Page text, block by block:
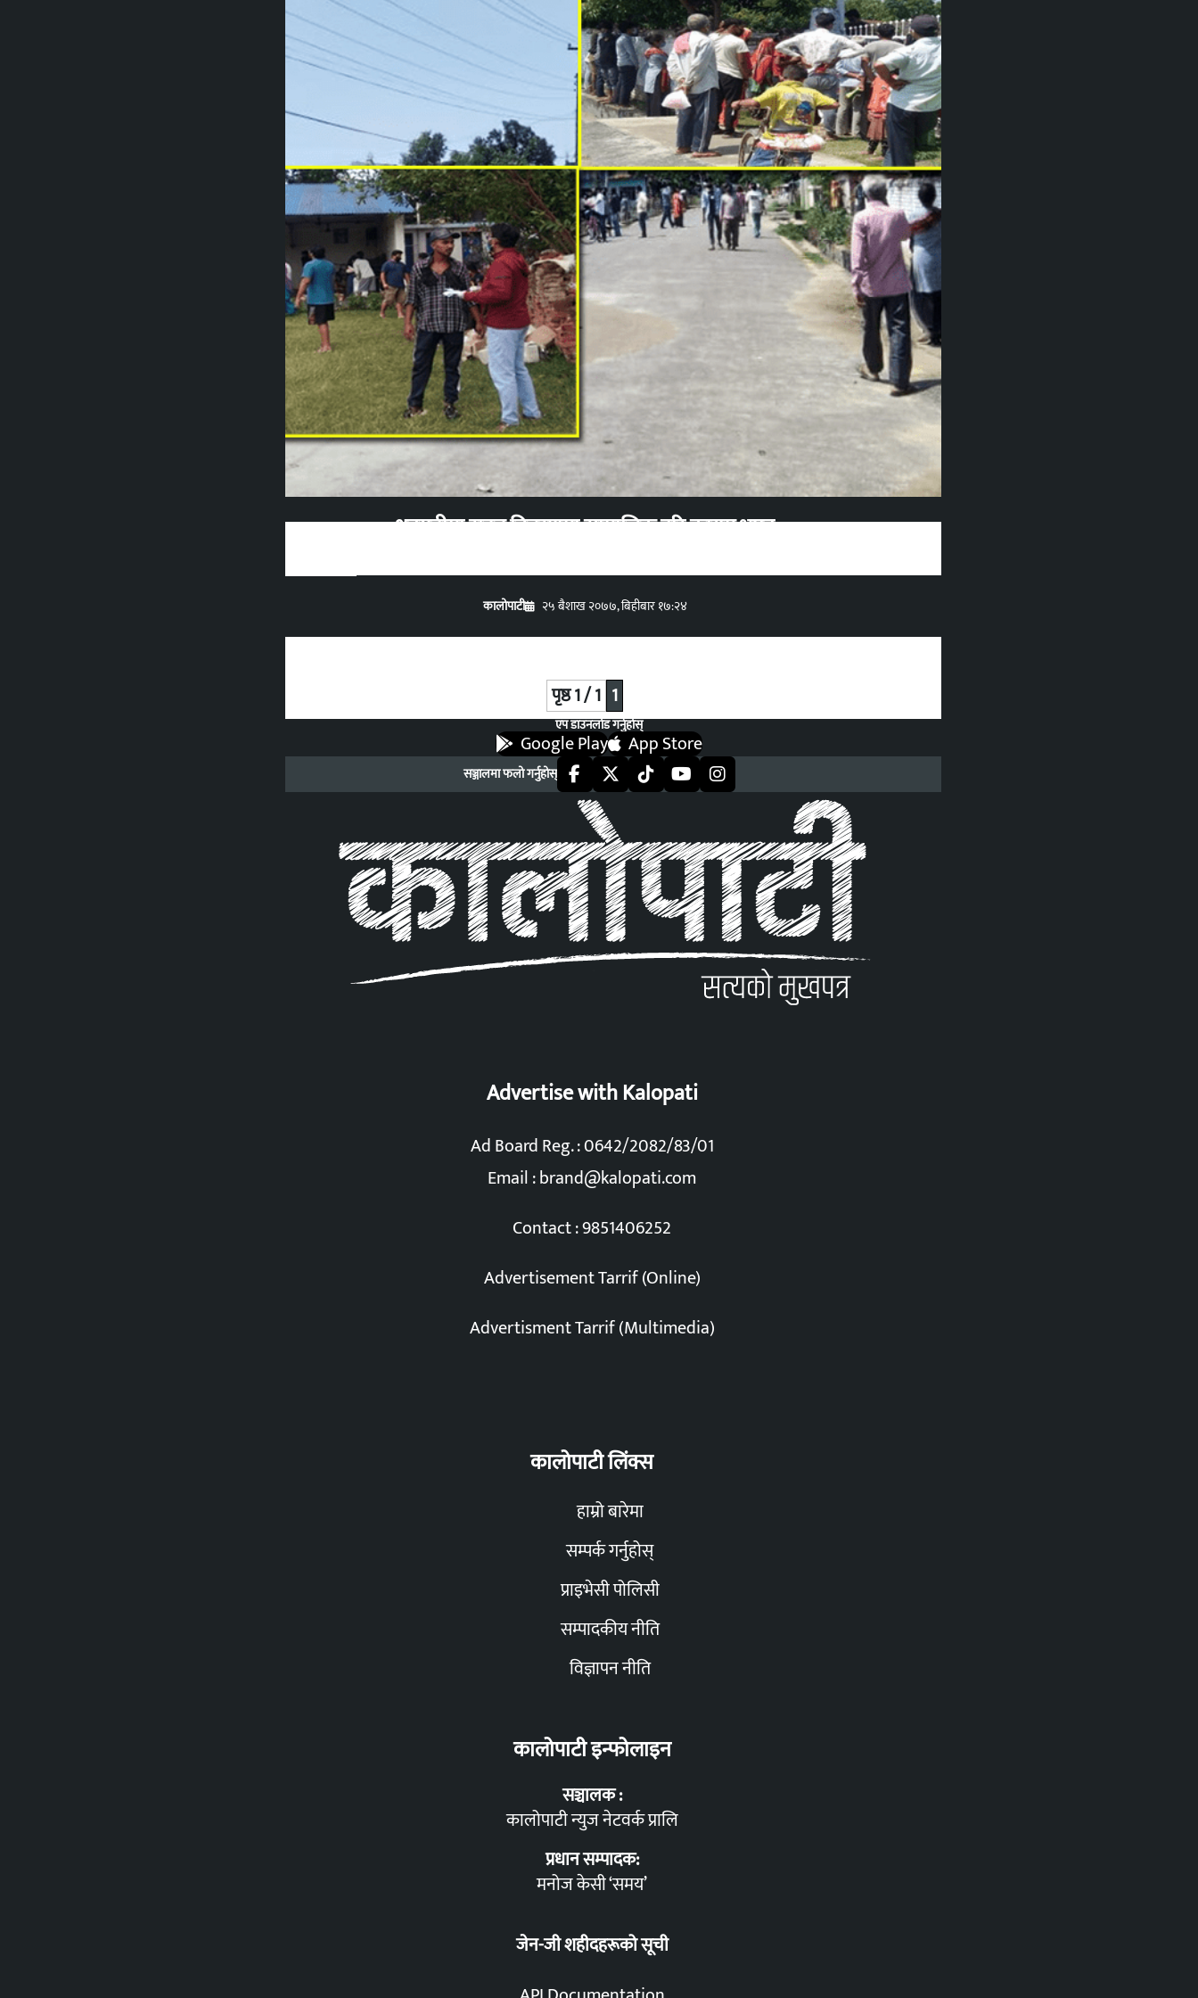
धनगढीमा राहत बितरणमा सामाजिक दुरि कायम भएन
कालोपाटी २५ बैशाख २०७७, बिहीबार १७:२४
पृष्ठ 1 / 1 1
एप डाउनलोड गर्नुहोस्
Google Play App Store
सञ्जालमा फलो गर्नुहोस्
Advertise with Kalopati
Ad Board Reg. : 0642/2082/83/01
Email :brand@kalopati.com
Contact : 9851406252
Advertisement Tarrif (Online)
Advertisment Tarrif (Multimedia)
कालोपाटी लिंक्स
हाम्रो बारेमा
सम्पर्क गर्नुहोस्
प्राइभेसी पोलिसी
सम्पादकीय नीति
विज्ञापन नीति
कालोपाटी इन्फोलाइन
सञ्चालक :
कालोपाटी न्युज नेटवर्क प्रालि
प्रधान सम्पादक:
मनोज केसी ‘समय’
जेन-जी शहीदहरूको सूची